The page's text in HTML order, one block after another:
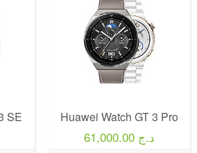
SE Huawei Watch GT 3 Pro
61,000.00 د.ج